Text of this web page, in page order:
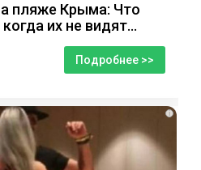
пляже Крыма: Что
их не видят...
Подробнее >>
i